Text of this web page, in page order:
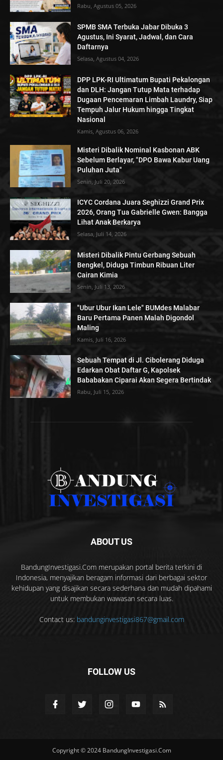
Rabu, Agustus 05, 2026
SPMB SMA Terbuka Jabar Dibuka 3
Agustus, Ini Syarat, Jadwal, dan Cara
Daftarnya
Selasa, Agustus 04, 2026
DPP LPK-RI Ultimatum Bupati Pekalongan
dan DLH: Jangan Tutup Mata terhadap
Dugaan Pencemaran Limbah Laundry, Siap
Tempuh Jalur Hukum hingga Tingkat
Nasional
Kamis, Agustus 06, 2026
Misteri Dibalik Nominal Kasbonan ABK
Sebelum Berlayar, "DPO Bawa Kabur Uang
Puluhan Juta"
Senin, Juli 20, 2026
ICYC Cordana Juara Seghizzi Grand Prix
2026, Orang Tua Gabrielle Gwen: Bangga
Lihat Anak Berkarya
Selasa, Juli 14, 2026
Misteri Dibalik Pintu Gerbang Sebuah
Bengkel, Diduga Timbun Ribuan Liter
Cairan Kimia
Senin, Juli 13, 2026
"Ubur Ubur Ikan Lele" BUMdes Malabar
Baru Pertama Panen Malah Digondol
Maling
Kamis, Juli 16, 2026
Sebuah Tempat di Jl. Cibolerang Diduga
Edarkan Obat Daftar G, Kapolsek
Bababakan Ciparai Akan Segera Bertindak
Rabu, Juli 15, 2026
ABOUT US
BandungInvestigasi.Com merupakan portal berita terkini di
Indonesia, menyajikan beragam informasi dari berbagai sektor
kehidupan yang disajikan secara sederhana dan mudah dipahami
untuk membukan wawasan secara luas.
Contact us: bandunginvestigasi867@gmail.com
FOLLOW US
Copyright © 2024 BandungInvestigasi.Com